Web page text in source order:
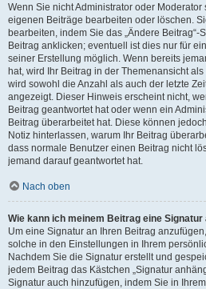
Wenn Sie nicht Administrator oder
eigenen Beiträge bearbeiten oder löschen.
bearbeiten, indem Sie das „Ändere
Beitrag anklicken; eventuell ist dies nur für
seiner Erstellung möglich. Wenn bereits
hat, wird Ihr Beitrag in der Themenansicht
wird sowohl die Anzahl als auch der letzte
angezeigt. Dieser Hinweis erscheint nicht,
Beitrag geantwortet hat oder wenn ein
Beitrag überarbeitet hat. Diese können
Notiz hinterlassen, warum Ihr Beitrag
dass normale Benutzer einen Beitrag nicht
jemand darauf geantwortet hat.
Nach oben
Wie kann ich meinem Beitrag eine Signatur
Um eine Signatur an Ihren Beitrag
solche in den Einstellungen in Ihrem
Nachdem Sie die Signatur erstellt und
jedem Beitrag das Kästchen „Signatur
Signatur auch hinzufügen, indem Sie in